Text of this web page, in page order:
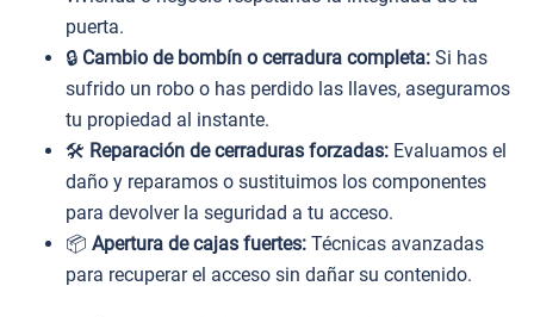
puerta.
🔒 Cambio de bombín o cerradura completa: Si has
sufrido un robo o has perdido las llaves, aseguramos
tu propiedad al instante.
🛠️ Reparación de cerraduras forzadas: Evaluamos el
daño y reparamos o sustituimos los componentes
para devolver la seguridad a tu acceso.
📦 Apertura de cajas fuertes: Técnicas avanzadas
para recuperar el acceso sin dañar su contenido.